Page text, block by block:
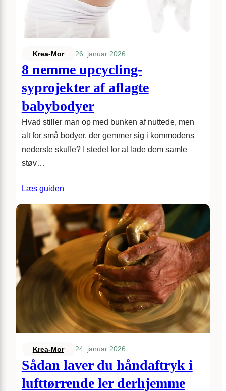
Krea-Mor 26. januar 2026
8 nemme upcycling-
syprojekter af aflagte
babybodyer
Hvad stiller man op med bunken af nuttede, men
alt for små bodyer, der gemmer sig i kommodens
nederste skuffe? I stedet for at lade dem samle
støv…
Læs guiden
Krea-Mor 24. januar 2026
Sådan laver du håndaftryk i
lufttørrende ler derhjemme